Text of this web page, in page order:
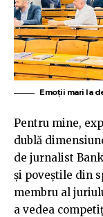
Emoții mari la
Pentru mine,
dublă
de jurnalist
și poveștile din
membru al
a vedea